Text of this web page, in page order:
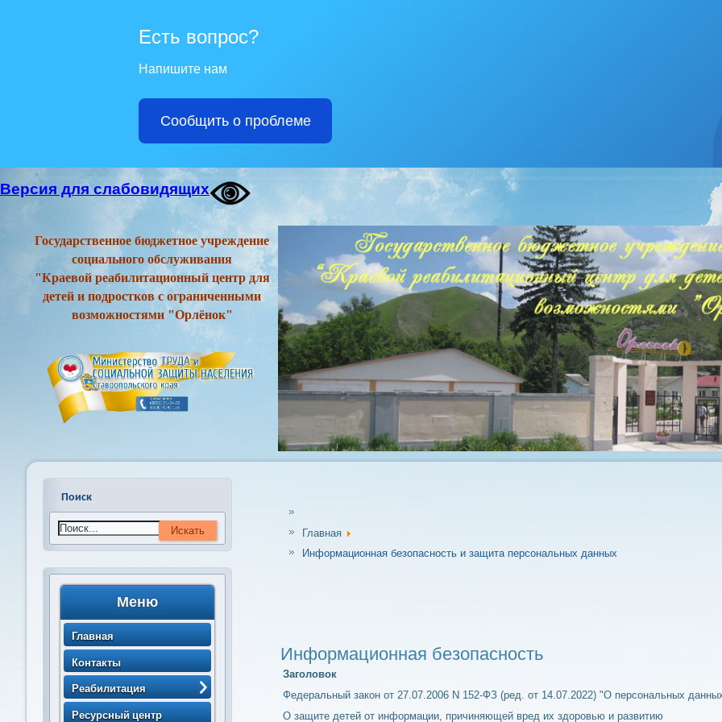
Есть вопрос?
Напишите нам
Сообщить о проблеме
Версия для слабовидящих
Государственное бюджетное учреждение
социального обслуживания
"Краевой реабилитационный центр для
детей и подростков с ограниченными
возможностями "Орлёнок"
Поиск
Меню
Главная
Контакты
Реабилитация
> Порядок направления
Ресурсный центр
Главная
Информационная безопасность и защита персональных данных
Информационная безопасность
Заголовок
Федеральный закон от 27.07.2006 N 152-ФЗ (ред. от 14.07.2022) "О персональных
О защите детей от информации, причиняющей вред их здоровью и развитию